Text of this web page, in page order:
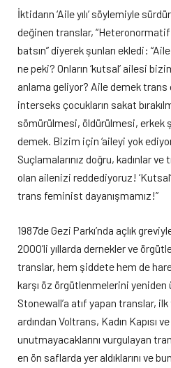
İktidarın ‘Aile yılı’ söylemiyle
değinen translar,
batsın” diyerek şunları ekledi:
ne peki? Onların ‘kutsal’ ailesi
anlama geliyor? Aile demek trans
interseks çocukların sakat
sömürülmesi, öldürülmesi, erkek
demek. Bizim için ‘aileyi yok
Suçlamalarınız doğru, kadınlar
olan ailenizi reddediyoruz!
trans feminist dayanışmamız!”
1987’de Gezi Parkı’nda açlık
2000’li yıllarda dernekler ve
translar, hem şiddete hem de
karşı öz örgütlenmelerini
Stonewall’a atıf yapan translar, ilk
ardından Voltrans, Kadın Kapısı
unutmayacaklarını vurgulayan
en ön saflarda yer aldıklarını ve